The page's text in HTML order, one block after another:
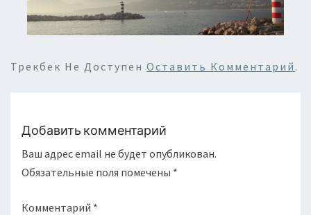
Трекбек Не Доступен Оставить Комментарий .
Добавить комментарий
Ваш адрес email не будет опубликован.
Обязательные поля помечены *
Комментарий *